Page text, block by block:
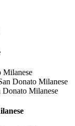
Milanese
Donato Milanese
Milanese